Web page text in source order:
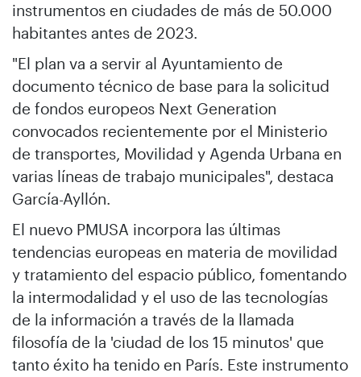
instrumentos en ciudades de más de 50.000
habitantes antes de 2023.
"El plan va a servir al Ayuntamiento de
documento técnico de base para la solicitud
de fondos europeos Next Generation
convocados recientemente por el Ministerio
de transportes, Movilidad y Agenda Urbana en
varias líneas de trabajo municipales", destaca
García-Ayllón.
El nuevo PMUSA incorpora las últimas
tendencias europeas en materia de movilidad
y tratamiento del espacio público, fomentando
la intermodalidad y el uso de las tecnologías
de la información a través de la llamada
filosofía de la 'ciudad de los 15 minutos' que
tanto éxito ha tenido en París. Este instrumento